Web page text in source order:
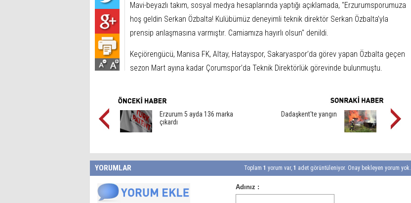
Mavi-beyazlı takım, sosyal medya hesaplarında yaptığı açıklamada, "Erzurumsporumuza
hoş geldin Serkan Özbalta! Kulübümüz deneyimli teknik direktör Serkan Özbalta’yla
prensip anlaşmasına varmıştır. Camiamıza hayırlı olsun" denildi.
Keçiörengücü, Manisa FK, Altay, Hatayspor, Sakaryaspor’da görev yapan Özbalta geçen
sezon Mart ayına kadar Çorumspor’da Teknik Direktörlük görevinde bulunmuştu.
Erzurum 5 ayda 136 marka
çıkardı
Dadaşkent'te yangın
YORUMLAR Toplam 1 yorum var, 1 adet görüntüleniyor. Onay bekleyen yorum yok.